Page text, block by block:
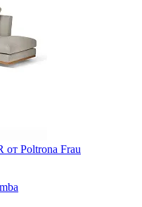
Poltrona Frau